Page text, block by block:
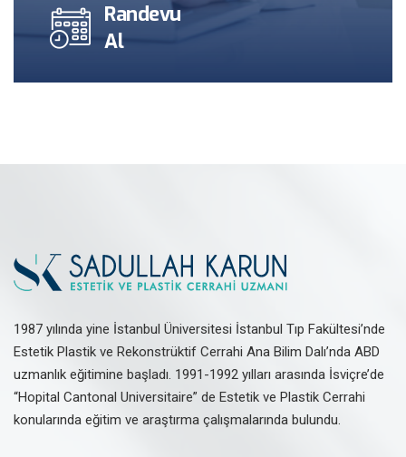
Randevu
Al
1987 yılında yine İstanbul Üniversitesi İstanbul Tıp Fakültesi’nde
Estetik Plastik ve Rekonstrüktif Cerrahi Ana Bilim Dalı’nda ABD
uzmanlık eğitimine başladı. 1991-1992 yılları arasında İsviçre’de
“Hopital Cantonal Universitaire” de Estetik ve Plastik Cerrahi
konularında eğitim ve araştırma çalışmalarında bulundu.